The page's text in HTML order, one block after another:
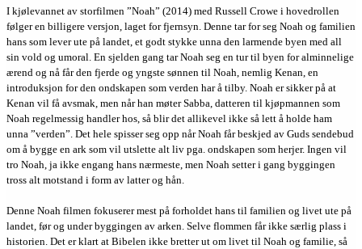
I kjølevannet av storfilmen ”Noah” (2014) med Russell Crowe i hovedrollen
følger en billigere versjon, laget for fjernsyn. Denne tar for seg Noah og familien
hans som lever ute på landet, et godt stykke unna den larmende byen med all
sin vold og umoral. En sjelden gang tar Noah seg en tur til byen for alminnelige
ærend og nå får den fjerde og yngste sønnen til Noah, nemlig Kenan, en
introduksjon for den ondskapen som verden har å tilby. Noah er sikker på at
Kenan vil få avsmak, men når han møter Sabba, datteren til kjøpmannen som
Noah regelmessig handler hos, så blir det allikevel ikke så lett å holde ham
unna ”verden”. Det hele spisser seg opp når Noah får beskjed av Guds sendebud
om å bygge en ark som vil utslette alt liv pga. ondskapen som herjer. Ingen vil
tro Noah, ja ikke engang hans nærmeste, men Noah setter i gang byggingen
tross alt motstand i form av latter og hån.
Denne Noah filmen fokuserer mest på forholdet hans til familien og livet ute på
landet, før og under byggingen av arken. Selve flommen får ikke særlig plass i
historien. Det er klart at Bibelen ikke bretter ut om livet til Noah og familie, så